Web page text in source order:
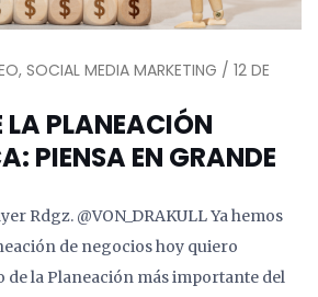
SOCIAL MEDIA MARKETING / 12 DE
LA PLANEACIÓN
PIENSA EN GRANDE
Rdgz. @VON_DRAKULL Ya hemos
de negocios hoy quiero
de la Planeación más importante del